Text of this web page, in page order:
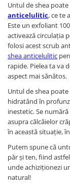
Untul de shea
anticelulitic, ce te
Este un exfoliant
activează circulația
folosi acest scrub
shea anticelulitic
rapide. Pielea ta va
aspect mai sănătos.
Untul de shea
hidratând în
inestetic. Se
asupra călcâielor
în această situație,
Putem spune că
păr și ten, fiind
unde achiziționezi
natural!